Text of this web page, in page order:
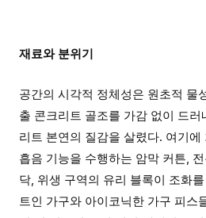
재료와 분위기
공간의 시각적 정체성은 원초적 물
출 콘크리트 골조를 가감 없이 드
리트 본연의 질감을 살렸다. 여기
흡음 기능을 수행하는 암막 커튼,
닥, 위생 구역의 유리 블록이 조화
트인 가구와 아이코닉한 가구 피스